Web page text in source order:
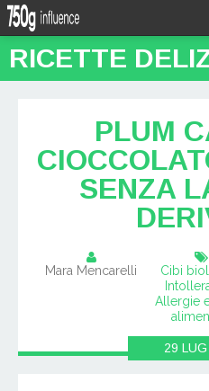
PLUM
SENZA
Mara Mencarelli
Cibi
Allergie
29 LUG